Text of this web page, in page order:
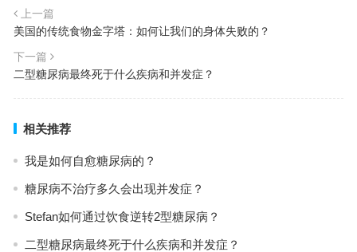
上一篇
美国的传统食物金字塔：如何让我们的身体失败的？
下一篇
二型糖尿病最终死于什么疾病和并发症？
相关推荐
我是如何自愈糖尿病的？
糖尿病不治疗多久会出现并发症？
Stefan如何通过饮食逆转2型糖尿病？
二型糖尿病最终死于什么疾病和并发症？